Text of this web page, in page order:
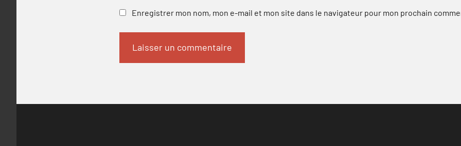
Enregistrer mon nom, mon e-mail et mon site dans le navigateur pour mon prochain